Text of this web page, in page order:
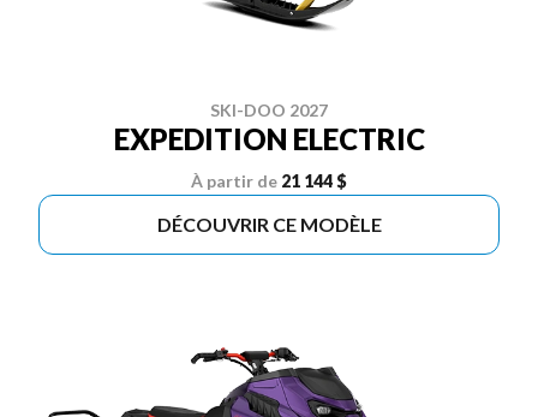
SKI-DOO 2027
EXPEDITION ELECTRIC
À partir de 21 144 $
DÉCOUVRIR CE MODÈLE